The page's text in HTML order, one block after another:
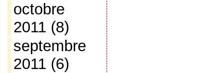
octobre
2011 (8)
septembre
2011 (6)